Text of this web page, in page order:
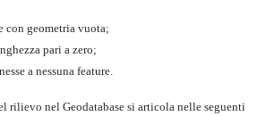
con geometria vuota;
pari a zero;
a nessuna feature.
rilievo nel Geodatabase si articola nelle seguenti